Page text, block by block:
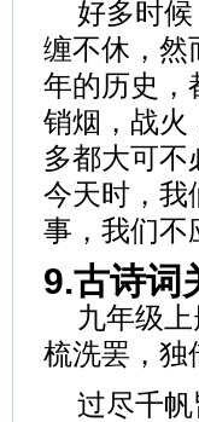
好多时
缠不休，然
年的历史，
销烟，战火
多都大可
今天时，我
事，我们不
9.古诗词
九年级
梳洗罢，独
过尽千